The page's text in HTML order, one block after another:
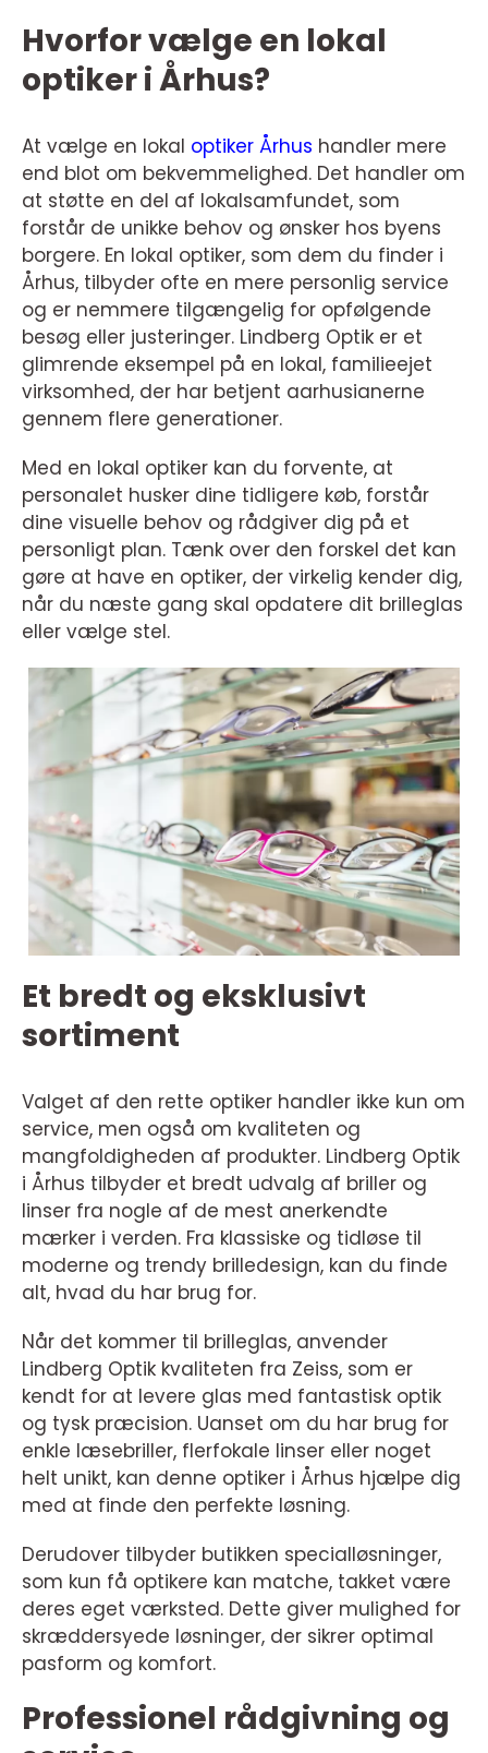
Hvorfor vælge en lokal
optiker i Århus?
At vælge en lokal optiker Århus handler mere
end blot om bekvemmelighed. Det handler om
at støtte en del af lokalsamfundet, som
forstår de unikke behov og ønsker hos byens
borgere. En lokal optiker, som dem du finder i
Århus, tilbyder ofte en mere personlig service
og er nemmere tilgængelig for opfølgende
besøg eller justeringer. Lindberg Optik er et
glimrende eksempel på en lokal, familieejet
virksomhed, der har betjent aarhusianerne
gennem flere generationer.
Med en lokal optiker kan du forvente, at
personalet husker dine tidligere køb, forstår
dine visuelle behov og rådgiver dig på et
personligt plan. Tænk over den forskel det kan
gøre at have en optiker, der virkelig kender dig,
når du næste gang skal opdatere dit brilleglas
eller vælge stel.
Et bredt og eksklusivt
sortiment
Valget af den rette optiker handler ikke kun om
service, men også om kvaliteten og
mangfoldigheden af produkter. Lindberg Optik
i Århus tilbyder et bredt udvalg af briller og
linser fra nogle af de mest anerkendte
mærker i verden. Fra klassiske og tidløse til
moderne og trendy brilledesign, kan du finde
alt, hvad du har brug for.
Når det kommer til brilleglas, anvender
Lindberg Optik kvaliteten fra Zeiss, som er
kendt for at levere glas med fantastisk optik
og tysk præcision. Uanset om du har brug for
enkle læsebriller, flerfokale linser eller noget
helt unikt, kan denne optiker i Århus hjælpe dig
med at finde den perfekte løsning.
Derudover tilbyder butikken specialløsninger,
som kun få optikere kan matche, takket være
deres eget værksted. Dette giver mulighed for
skræddersyede løsninger, der sikrer optimal
pasform og komfort.
Professionel rådgivning og